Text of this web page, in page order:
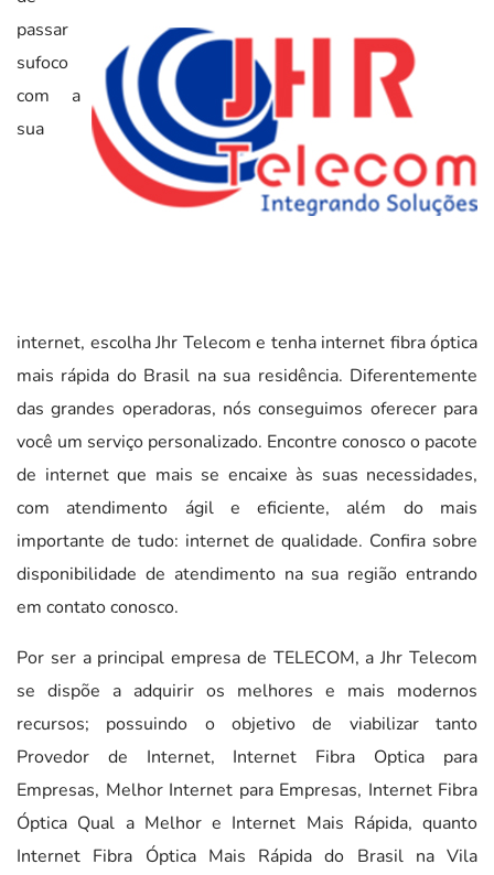
passar
sufoco
com a
sua
internet, escolha Jhr Telecom e tenha internet fibra óptica
mais rápida do Brasil na sua residência. Diferentemente
das grandes operadoras, nós conseguimos oferecer para
você um serviço personalizado. Encontre conosco o pacote
de internet que mais se encaixe às suas necessidades,
com atendimento ágil e eficiente, além do mais
importante de tudo: internet de qualidade. Confira sobre
disponibilidade de atendimento na sua região entrando
em contato conosco.
Por ser a principal empresa de TELECOM, a Jhr Telecom
se dispõe a adquirir os melhores e mais modernos
recursos; possuindo o objetivo de viabilizar tanto
Provedor de Internet, Internet Fibra Optica para
Empresas, Melhor Internet para Empresas, Internet Fibra
Óptica Qual a Melhor e Internet Mais Rápida, quanto
Internet Fibra Óptica Mais Rápida do Brasil na Vila